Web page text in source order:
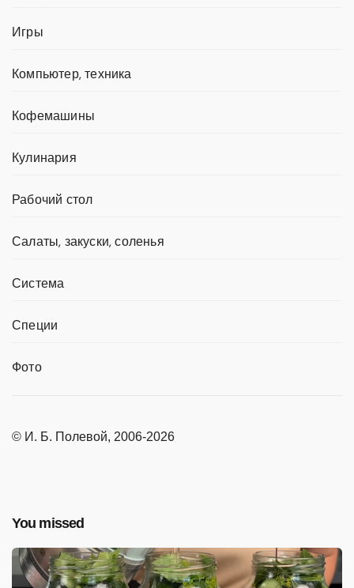
Игры
Компьютер, техника
Кофемашины
Кулинария
Рабочий стол
Салаты, закуски, соленья
Система
Специи
Фото
© И. Б. Полевой, 2006-2026
You missed